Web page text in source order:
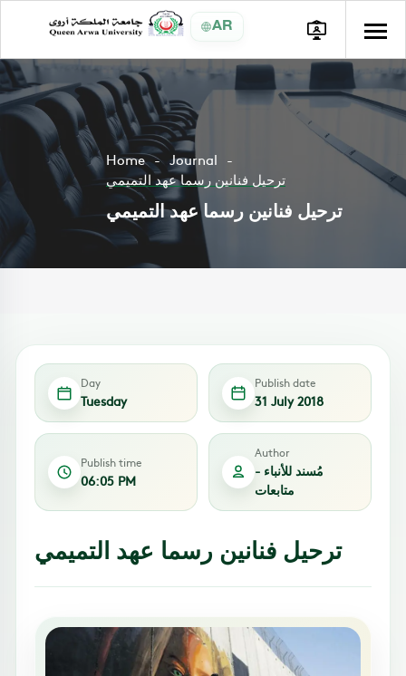
AR
Home
Journal
ترحيل فنانين رسما عهد التميمي
ترحيل فنانين رسما عهد التميمي
Day
Tuesday
Publish date
31 July 2018
Publish time
06:05 PM
Author
مُسند للأنباء -
متابعات
ترحيل فنانين رسما عهد التميمي